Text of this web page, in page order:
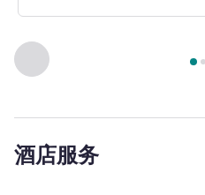
上一个 - 出入和交通
第 页，共
酒店服务